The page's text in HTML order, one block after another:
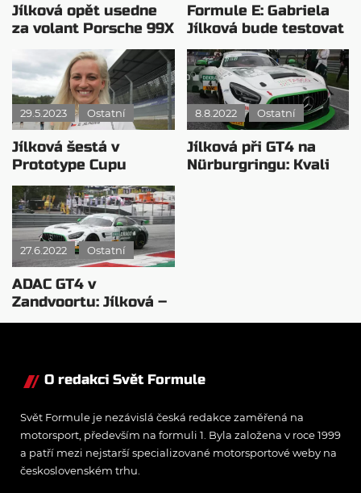
Jílková opět usedne
za volant Porsche 99X
Formule E: Gabriela
Jílková bude testovat
ve Valencii s Porsche!
29.5.2023 Ostatní
Jílková šestá v
Prototype Cupu
Germany v
Oscherslebenu
8.8.2022 Ostatní
Jílková při GT4 na
Nürburgringu: Kvali
27.6.2022 Ostatní
ADAC GT4 v
Zandvoortu: Jílková –
senzační nedělní
O redakci Svět Formule
Svět Formule je nezávislá česká redakce zaměřená na
motorsport, především na formuli 1. Byla založena v roce 1999
a patří mezi nejstarší specializované motorsportové weby na
československém trhu.